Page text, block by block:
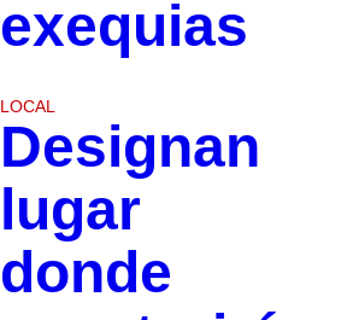
exequias
LOCAL
Designan
lugar
donde